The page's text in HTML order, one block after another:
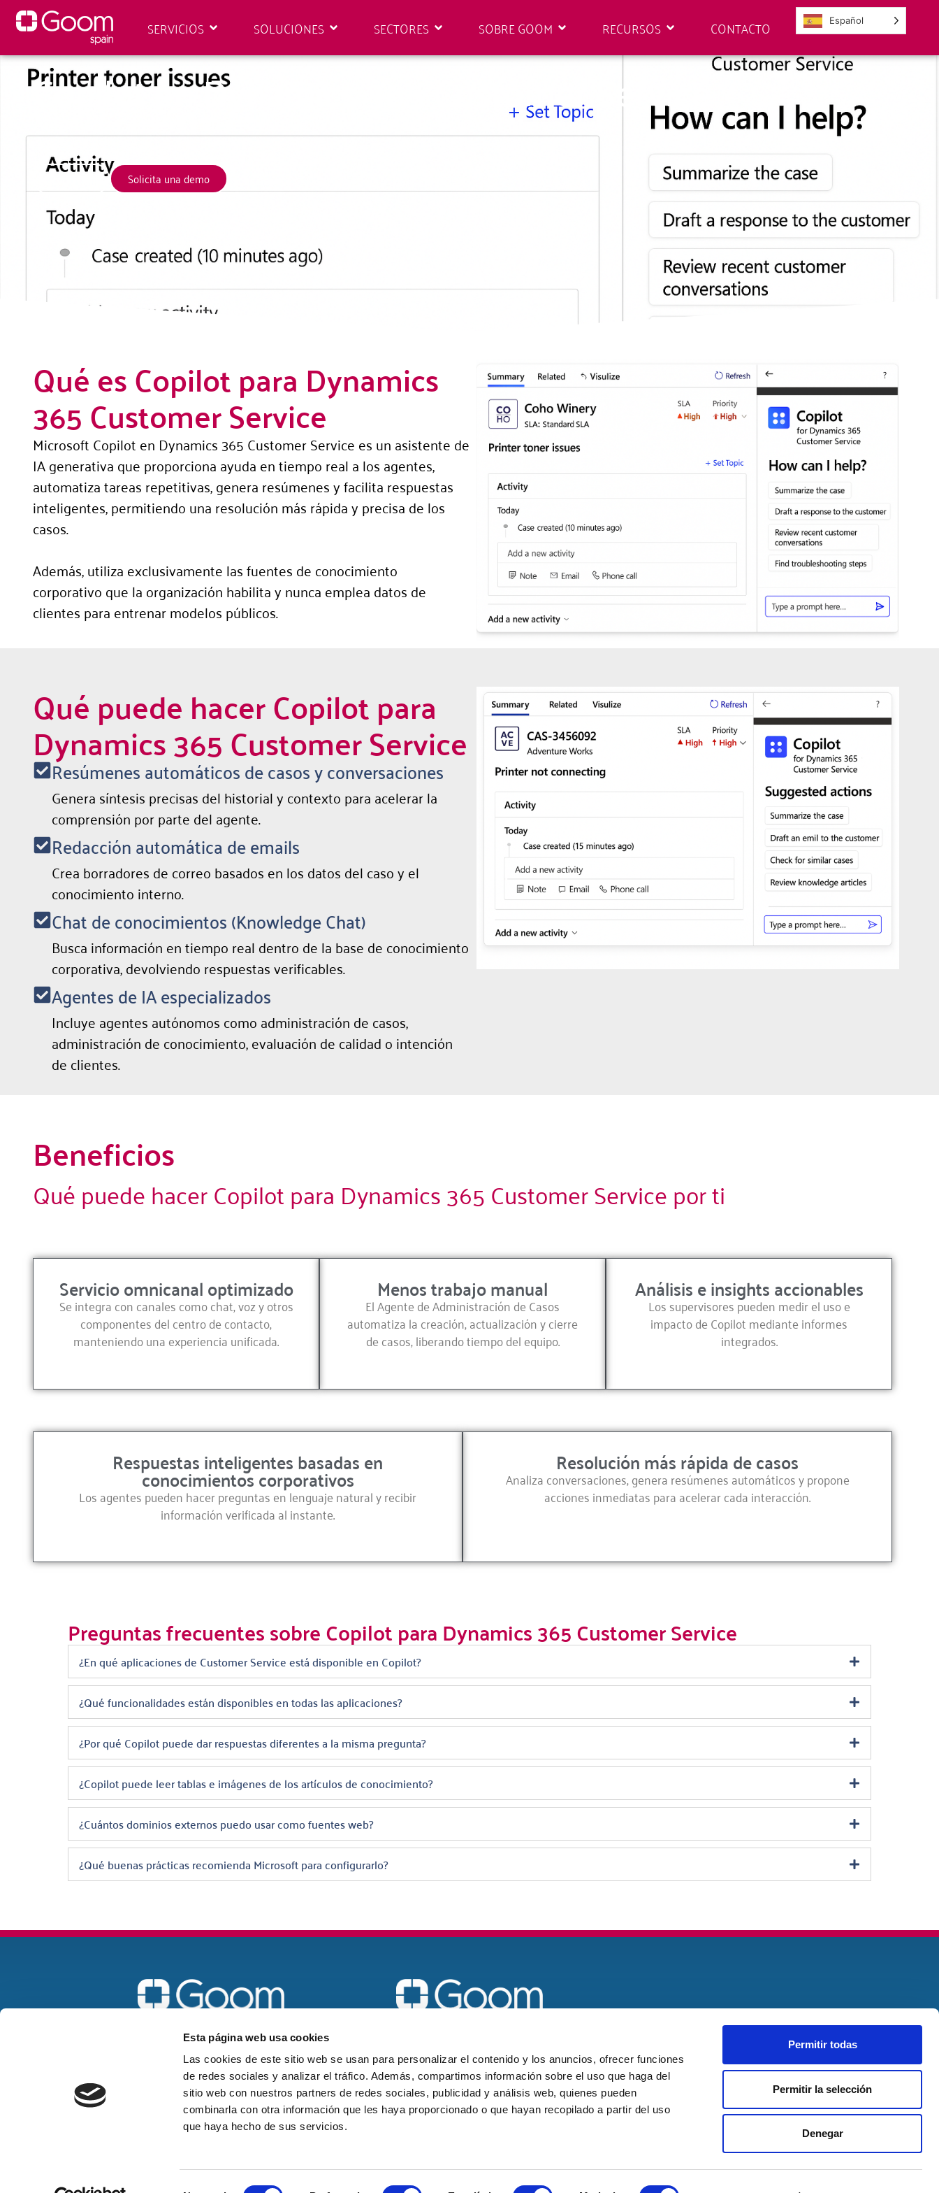
Esta página web usa cookies
Las cookies de este sitio web se usan para personalizar el contenido y los anuncios, ofrecer funciones
de redes sociales y analizar el tráfico. Además, compartimos información sobre el uso que haga del
sitio web con nuestros partners de redes sociales, publicidad y análisis web, quienes pueden
combinarla con otra información que les haya proporcionado o que hayan recopilado a partir del uso
que haya hecho de sus servicios.
Permitir todas
Permitir la selección
Denegar
SERVICIOS SOLUCIONES SECTORES SOBRE GOOM RECURSOS CONTACTO Español
Copilot en Dynamics 365 Customer Service
Automatiza, acelera y eleva tu servicio al cliente con IA generativa
Contacto Solicita una demo
Qué es Copilot para Dynamics
365 Customer Service
Microsoft Copilot en Dynamics 365 Customer Service es un asistente de
IA generativa que proporciona ayuda en tiempo real a los agentes,
automatiza tareas repetitivas, genera resúmenes y facilita respuestas
inteligentes, permitiendo una resolución más rápida y precisa de los
casos.
Además, utiliza exclusivamente las fuentes de conocimiento
corporativo que la organización habilita y nunca emplea datos de
clientes para entrenar modelos públicos.
Qué puede hacer Copilot para
Dynamics 365 Customer Service
Resúmenes automáticos de casos y conversaciones
Genera síntesis precisas del historial y contexto para acelerar la
comprensión por parte del agente.
Redacción automática de emails
Crea borradores de correo basados en los datos del caso y el
conocimiento interno.
Chat de conocimientos (Knowledge Chat)
Busca información en tiempo real dentro de la base de conocimiento
corporativa, devolviendo respuestas verificables.
Agentes de IA especializados
Incluye agentes autónomos como administración de casos,
administración de conocimiento, evaluación de calidad o intención
de clientes.
Beneficios
Qué puede hacer Copilot para Dynamics 365 Customer Service por ti
Servicio omnicanal optimizado
Se integra con canales como chat, voz y otros
componentes del centro de contacto,
manteniendo una experiencia unificada.
Menos trabajo manual
El Agente de Administración de Casos
automatiza la creación, actualización y cierre
de casos, liberando tiempo del equipo.
Análisis e insights accionables
Los supervisores pueden medir el uso e
impacto de Copilot mediante informes
integrados.
Respuestas inteligentes basadas en
conocimientos corporativos
Los agentes pueden hacer preguntas en lenguaje natural y recibir
información verificada al instante.
Resolución más rápida de casos
Analiza conversaciones, genera resúmenes automáticos y propone
acciones inmediatas para acelerar cada interacción.
Preguntas frecuentes sobre Copilot para Dynamics 365 Customer Service
¿En qué aplicaciones de Customer Service está disponible en Copilot?
¿Qué funcionalidades están disponibles en todas las aplicaciones?
¿Por qué Copilot puede dar respuestas diferentes a la misma pregunta?
¿Copilot puede leer tablas e imágenes de los artículos de conocimiento?
¿Cuántos dominios externos puedo usar como fuentes web?
¿Qué buenas prácticas recomienda Microsoft para configurarlo?
goom@goomspain.com
916 22 58 57
galicia@goomspain.com
621 18 60 21